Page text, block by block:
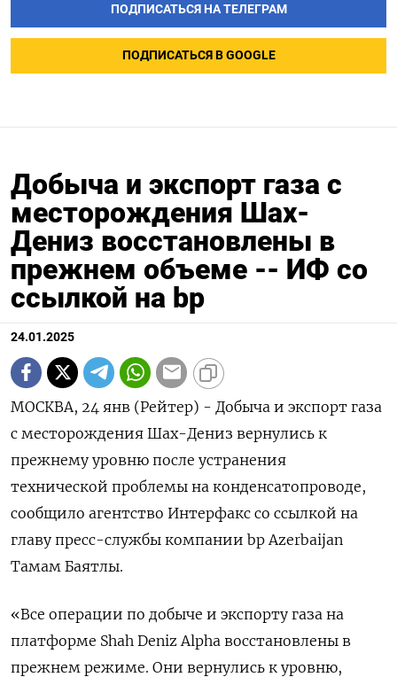
ПОДПИСАТЬСЯ НА ТЕЛЕГРАМ
ПОДПИСАТЬСЯ В GOOGLE
Добыча и экспорт газа с
месторождения Шах-
Дениз восстановлены в
прежнем объеме -- ИФ со
ссылкой на bp
24.01.2025
МОСКВА, 24 янв (Рейтер) - Добыча и экспорт газа
с месторождения Шах-Дениз вернулись к
прежнему уровню после устранения
технической проблемы на конденсатопроводе,
сообщило агентство Интерфакс со ссылкой на
главу пресс-службы компании bp Azerbaijan
Тамам Баятлы.
«Все операции по добыче и экспорту газа на
платформе Shah Deniz Alpha восстановлены в
прежнем режиме. Они вернулись к уровню,